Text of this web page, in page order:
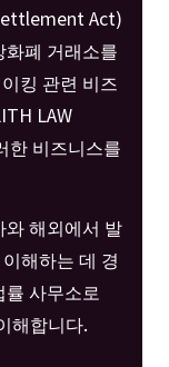
Act)
폐 거래소를
킹 관련 비즈
LAW
한 비즈니스를
해외에서 발
해하는 데 경
사무소로
해합니다.